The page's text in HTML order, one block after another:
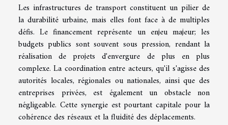
Les infrastructures de transport constituent un pilier de
la durabilité urbaine, mais elles font face à de multiples
défis. Le financement représente un enjeu majeur; les
budgets publics sont souvent sous pression, rendant la
réalisation de projets d'envergure de plus en plus
complexe. La coordination entre acteurs, qu'il s'agisse des
autorités locales, régionales ou nationales, ainsi que des
entreprises privées, est également un obstacle non
négligeable. Cette synergie est pourtant capitale pour la
cohérence des réseaux et la fluidité des déplacements.